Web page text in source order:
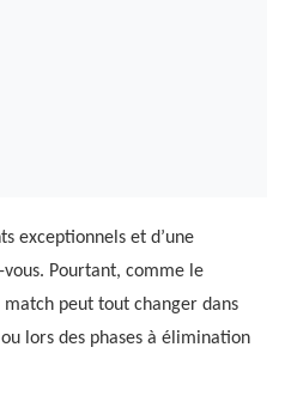
exceptionnels et d’une
Pourtant, comme le
match peut tout changer dans
lors des phases à élimination